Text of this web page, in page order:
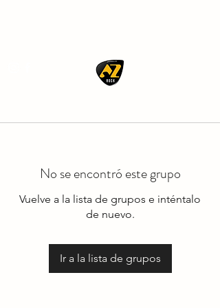
No se encontró este grupo
Vuelve a la lista de grupos e inténtalo
de nuevo.
Ir a la lista de grupos